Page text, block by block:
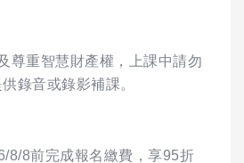
尊重智慧財產權，上課中請勿
錄音或錄影補課。
8/8前完成報名繳費，享95折